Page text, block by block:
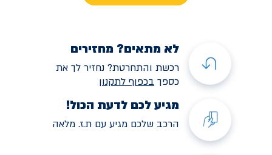
לא מתאים? מחזירים
רכשת והתחרטת? נחזיר לך את
כספך בכפוף לתקנון
מגיע לכם לדעת הכול!
הרכב שלכם מגיע עם ת.ז. מלאה